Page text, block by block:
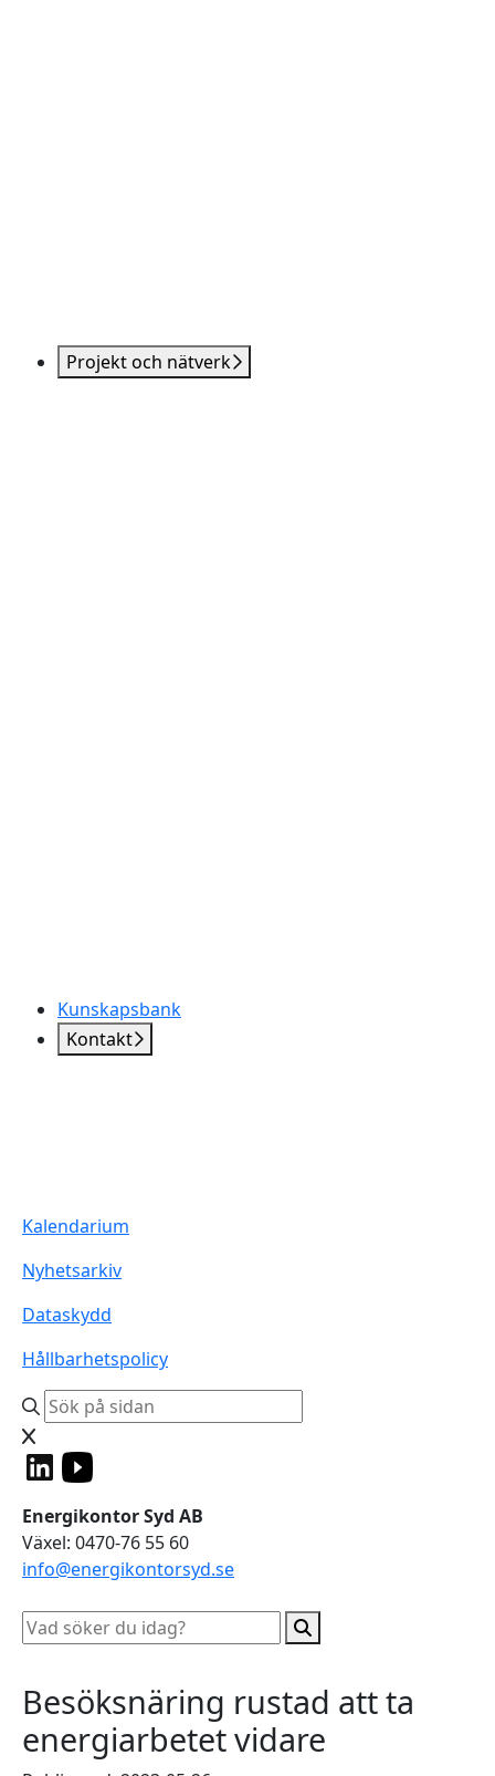
Projekt och nätverk
Kunskapsbank
Kontakt
Kalendarium
Nyhetsarkiv
Dataskydd
Hållbarhetspolicy
Energikontor Syd AB
Växel: 0470-76 55 60
info@energikontorsyd.se
Besöksnäring rustad att ta
energiarbetet vidare